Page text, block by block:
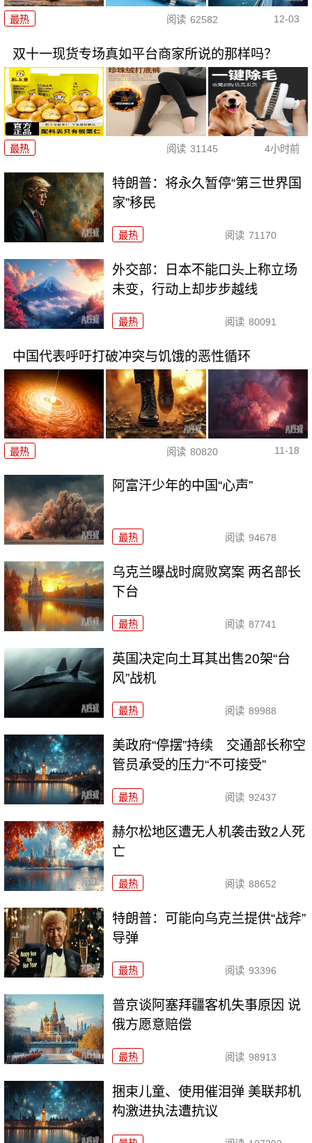
最热 阅读 62582 12-03
双十一现货专场真如平台商家所说的那样吗？
最热 阅读 31145 4小时前
特朗普：将永久暂停“第三世界国
家”移民
最热 阅读 71170
外交部：日本不能口头上称立场
未变，行动上却步步越线
最热 阅读 80091
中国代表呼吁打破冲突与饥饿的恶性循环
最热 阅读 80820 11-18
阿富汗少年的中国“心声”
最热 阅读 94678
乌克兰曝战时腐败窝案 两名部长
下台
最热 阅读 87741
英国决定向土耳其出售20架“台
风”战机
最热 阅读 89988
美政府“停摆”持续 交通部长称空
管员承受的压力“不可接受”
最热 阅读 92437
赫尔松地区遭无人机袭击致2人死
亡
最热 阅读 88652
特朗普：可能向乌克兰提供“战斧”
导弹
最热 阅读 93396
普京谈阿塞拜疆客机失事原因 说
俄方愿意赔偿
最热 阅读 98913
捆束儿童、使用催泪弹 美联邦机
构激进执法遭抗议